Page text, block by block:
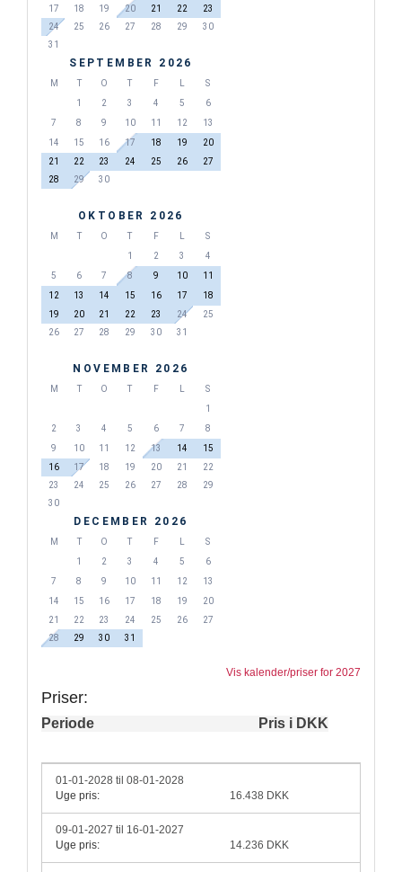
17 18 19 20 21 22
23
24
25 26 27 28 29
30
31
SEPTEMBER 2026
M O F L
S
1
2 3 4 5
6
7
8 9 10 11 12
13
14
15 16 17 18 19
20
21
22 23 24 25 26
27
28
29 30
OKTOBER 2026
M O F L
S
1
2 3
4
5
6 7 8 9 10
11
12
13 14 15 16 17
18
19
20 21 22 23 24
25
26
27 28 29 30 31
NOVEMBER 2026
M O F L
S
1
2
3 4 5 6 7
8
9
10 11 12 13 14
15
16
17 18 19 20 21
22
23
24 25 26 27 28
29
30
DECEMBER 2026
M O F L
S
1
2 3 4 5
6
7
8 9 10 11 12
13
14
15 16 17 18 19
20
21
22 23 24 25 26
27
28
29 30 31
Vis kalender/priser for 2027
Priser:
Periode Pris i DKK
01-01-2028 til 08-01-2028
Uge pris:
16.438 DKK
09-01-2027 til 16-01-2027
Uge pris:
14.236 DKK